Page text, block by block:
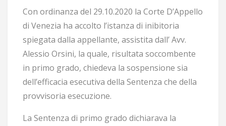
Con ordinanza del 29.10.2020 la Corte D’Appello
di Venezia ha accolto l’istanza di inibitoria
spiegata dalla appellante, assistita dall’ Avv.
Alessio Orsini, la quale, risultata soccombente
in primo grado, chiedeva la sospensione sia
dell’efficacia esecutiva della Sentenza che della
provvisoria esecuzione.
La Sentenza di primo grado dichiarava la